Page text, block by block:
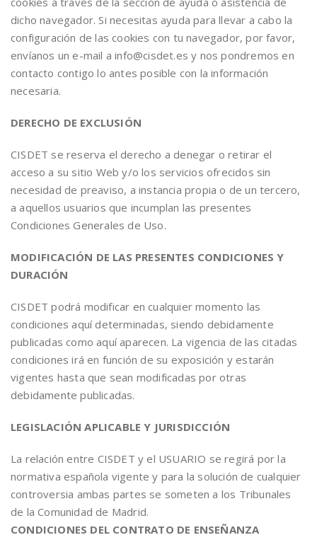
dicho navegador. Si necesitas ayuda para llevar a cabo la
configuración de las cookies con tu navegador, por favor,
envíanos un e-mail a info@cisdet.es y nos pondremos en
contacto contigo lo antes posible con la información
necesaria.
DERECHO DE EXCLUSIÓN
CISDET se reserva el derecho a denegar o retirar el
acceso a su sitio Web y/o los servicios ofrecidos sin
necesidad de preaviso, a instancia propia o de un tercero,
a aquellos usuarios que incumplan las presentes
Condiciones Generales de Uso.
MODIFICACIÓN DE LAS PRESENTES CONDICIONES Y
DURACIÓN
CISDET podrá modificar en cualquier momento las
condiciones aquí determinadas, siendo debidamente
publicadas como aquí aparecen. La vigencia de las citadas
condiciones irá en función de su exposición y estarán
vigentes hasta que sean modificadas por otras
debidamente publicadas.
LEGISLACIÓN APLICABLE Y JURISDICCIÓN
La relación entre CISDET y el USUARIO se regirá por la
normativa española vigente y para la solución de cualquier
controversia ambas partes se someten a los Tribunales
de la Comunidad de Madrid.
CONDICIONES DEL CONTRATO DE ENSEÑANZA